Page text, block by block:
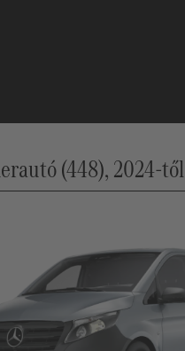
(448), 2024-től